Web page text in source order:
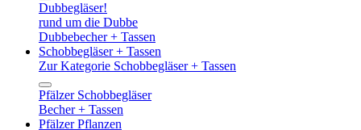
Dubbegläser!
rund um die Dubbe
Dubbebecher + Tassen
Schobbegläser + Tassen
Zur Kategorie Schobbegläser + Tassen
Pfälzer Schobbegläser
Becher + Tassen
Pfälzer Pflanzen